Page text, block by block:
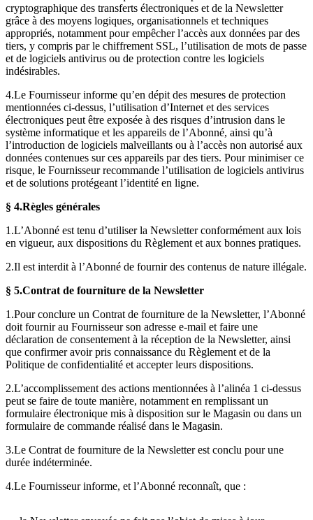
cryptographique des transferts électroniques et de la Newsletter
grâce à des moyens logiques, organisationnels et techniques
appropriés, notamment pour empêcher l’accès aux données par des
tiers, y compris par le chiffrement SSL, l’utilisation de mots de passe
et de logiciels antivirus ou de protection contre les logiciels
indésirables.
4.Le Fournisseur informe qu’en dépit des mesures de protection
mentionnées ci-dessus, l’utilisation d’Internet et des services
électroniques peut être exposée à des risques d’intrusion dans le
système informatique et les appareils de l’Abonné, ainsi qu’à
l’introduction de logiciels malveillants ou à l’accès non autorisé aux
données contenues sur ces appareils par des tiers. Pour minimiser ce
risque, le Fournisseur recommande l’utilisation de logiciels antivirus
et de solutions protégeant l’identité en ligne.
§ 4.Règles générales
1.L’Abonné est tenu d’utiliser la Newsletter conformément aux lois
en vigueur, aux dispositions du Règlement et aux bonnes pratiques.
2.Il est interdit à l’Abonné de fournir des contenus de nature illégale.
§ 5.Contrat de fourniture de la Newsletter
1.Pour conclure un Contrat de fourniture de la Newsletter, l’Abonné
doit fournir au Fournisseur son adresse e-mail et faire une
déclaration de consentement à la réception de la Newsletter, ainsi
que confirmer avoir pris connaissance du Règlement et de la
Politique de confidentialité et accepter leurs dispositions.
2.L’accomplissement des actions mentionnées à l’alinéa 1 ci-dessus
peut se faire de toute manière, notamment en remplissant un
formulaire électronique mis à disposition sur le Magasin ou dans un
formulaire de commande réalisé dans le Magasin.
3.Le Contrat de fourniture de la Newsletter est conclu pour une
durée indéterminée.
4.Le Fournisseur informe, et l’Abonné reconnaît, que :